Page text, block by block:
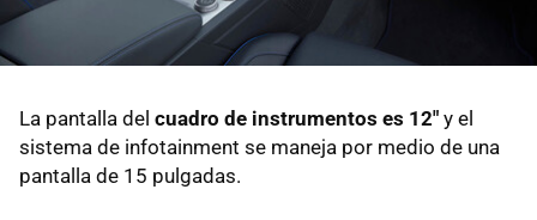
La pantalla del cuadro de instrumentos es 12" y el
sistema de infotainment se maneja por medio de una
pantalla de 15 pulgadas.